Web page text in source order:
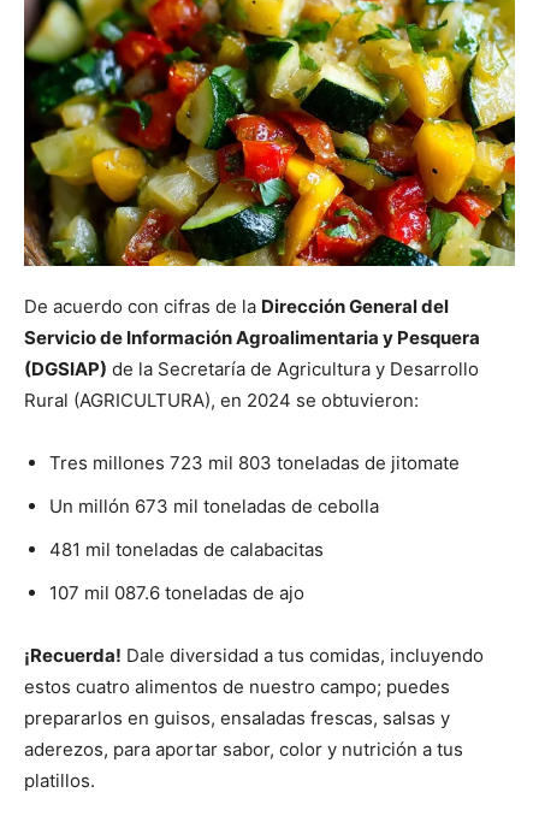
De acuerdo con cifras de la Dirección General del
Servicio de Información Agroalimentaria y Pesquera
(DGSIAP) de la Secretaría de Agricultura y Desarrollo
Rural (AGRICULTURA), en 2024 se obtuvieron:
Tres millones 723 mil 803 toneladas de jitomate
Un millón 673 mil toneladas de cebolla
481 mil toneladas de calabacitas
107 mil 087.6 toneladas de ajo
¡Recuerda! Dale diversidad a tus comidas, incluyendo
estos cuatro alimentos de nuestro campo; puedes
prepararlos en guisos, ensaladas frescas, salsas y
aderezos, para aportar sabor, color y nutrición a tus
platillos.